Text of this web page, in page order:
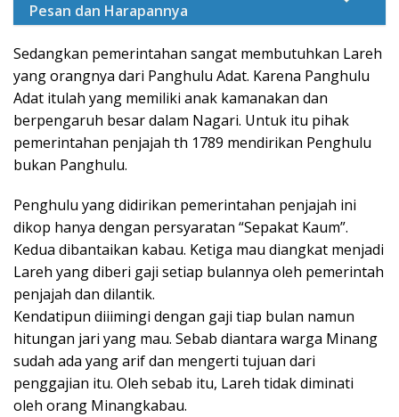
Pesan dan Harapannya
Sedangkan pemerintahan sangat membutuhkan Lareh
yang orangnya dari Panghulu Adat. Karena Panghulu
Adat itulah yang memiliki anak kamanakan dan
berpengaruh besar dalam Nagari. Untuk itu pihak
pemerintahan penjajah th 1789 mendirikan Penghulu
bukan Panghulu.
Penghulu yang didirikan pemerintahan penjajah ini
dikop hanya dengan persyaratan “Sepakat Kaum”.
Kedua dibantaikan kabau. Ketiga mau diangkat menjadi
Lareh yang diberi gaji setiap bulannya oleh pemerintah
penjajah dan dilantik.
Kendatipun diiimingi dengan gaji tiap bulan namun
hitungan jari yang mau. Sebab diantara warga Minang
sudah ada yang arif dan mengerti tujuan dari
penggajian itu. Oleh sebab itu, Lareh tidak diminati
oleh orang Minangkabau.